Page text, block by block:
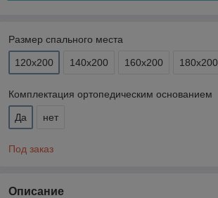
Размер спального места
120х200 140х200 160х200 180х200
Комплектация ортопедическим основанием
Да нет
Под заказ
Описание